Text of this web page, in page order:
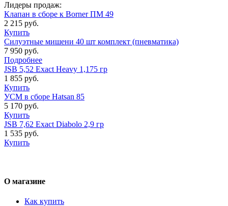
Лидеры продаж:
Клапан в сборе к Borner ПМ 49
2 215 руб.
Купить
Силуэтные мишени 40 шт комплект (пневматика)
7 950 руб.
Подробнее
JSB 5,52 Exact Heavy 1,175 гр
1 855 руб.
Купить
УСМ в сборе Hatsan 85
5 170 руб.
Купить
JSB 7,62 Exact Diabolo 2,9 гр
1 535 руб.
Купить
О магазине
Как купить